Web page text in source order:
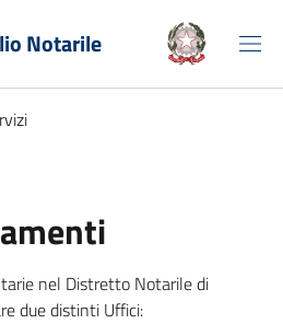
Notarile
nel Distretto Notarile di
due distinti Uffici: